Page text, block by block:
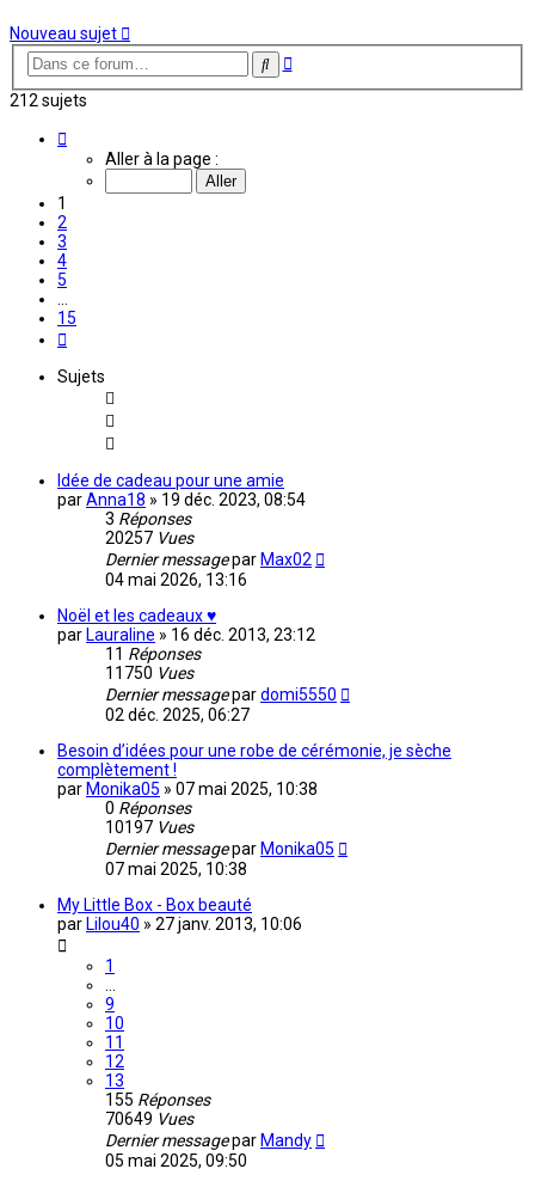
Nouveau sujet
Rechercher
Recherche
212 sujets
Aller à la page :
1
2
3
4
5
15
Sujets
Idée de cadeau pour une amie
parAnna18 » 19 déc. 2023, 08:54
3 Réponses
20257 Vues
Dernier messagepar Max02
04 mai 2026, 13:16
Noël et les cadeaux ♥
par Lauraline » 16 déc. 2013, 23:12
11 Réponses
11750 Vues
Dernier messagepardomi5550
02 déc. 2025, 06:27
Besoin d’idées pour une robe de cérémonie, je sèche
complètement !
par Monika05 » 07 mai 2025, 10:38
0 Réponses
10197 Vues
Dernier messagepar Monika05
07 mai 2025, 10:38
My Little Box - Box beauté
par Lilou40 » 27 janv. 2013, 10:06
1
9
10
11
12
13
155 Réponses
70649 Vues
Dernier messagepar Mandy
05 mai 2025, 09:50